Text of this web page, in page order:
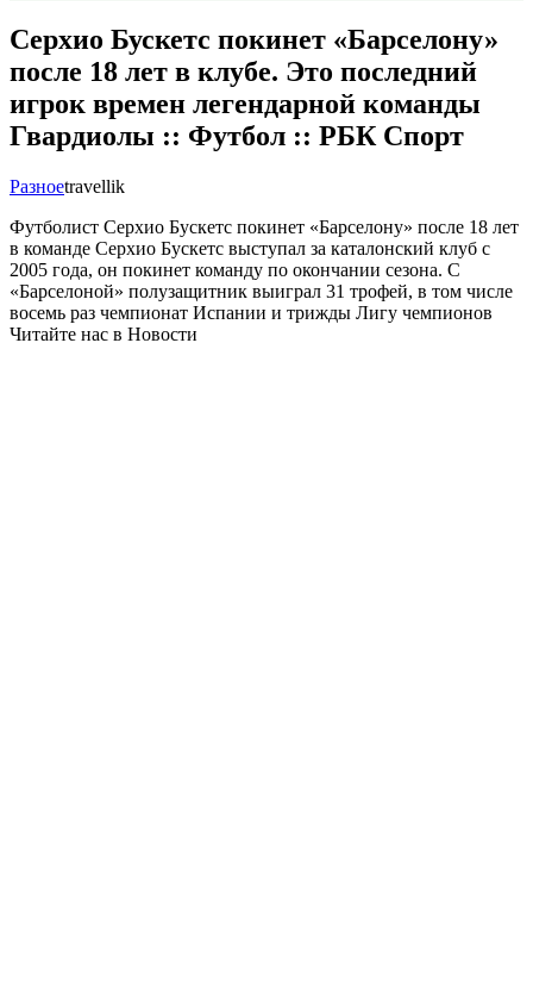
Серхио Бускетс покинет «Барселону»
после 18 лет в клубе. Это последний
игрок времен легендарной команды
Гвардиолы :: Футбол :: РБК Спорт
Разноеtravellik
Футболист Серхио Бускетс покинет «Барселону» после 18 лет
в команде Серхио Бускетс выступал за каталонский клуб с
2005 года, он покинет команду по окончании сезона. С
«Барселоной» полузащитник выиграл 31 трофей, в том числе
восемь раз чемпионат Испании и трижды Лигу чемпионов
Читайте нас в Новости